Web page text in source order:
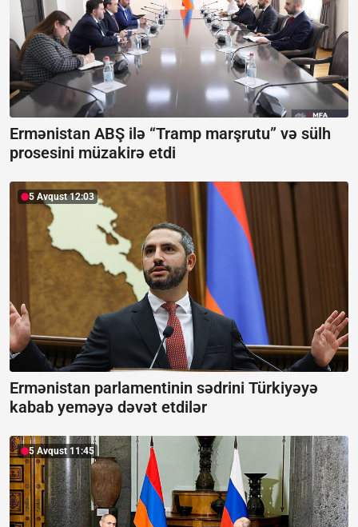
Ermənistan ABŞ ilə “Tramp marşrutu” və sülh
prosesini müzakirə etdi
5 Avqust 12:03
Ermənistan parlamentinin sədrini Türkiyəyə
kabab yeməyə dəvət etdilər
5 Avqust 11:45